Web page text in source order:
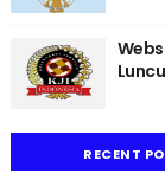
RECENT